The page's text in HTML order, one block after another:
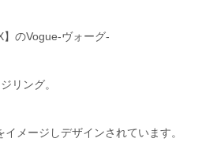
のVogue-ヴォーグ-
リング。
メージしデザインされています。